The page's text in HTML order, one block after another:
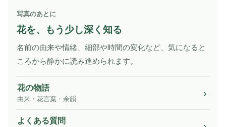
写真のあとに
花を、もう少し深く知る
名前の由来や情緒、細部や時間の変化など、気になると
ころから静かに読み進められます。
花の物語
由来・花言葉・余韻
よくある質問